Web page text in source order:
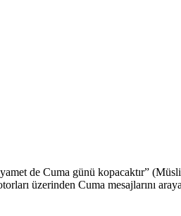
de Cuma günü kopacaktır”
üzerinden Cuma mesajlarını